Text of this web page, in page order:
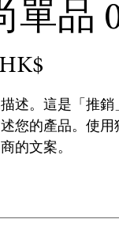
單品
述。這是「推
您的產品。使
的文案。